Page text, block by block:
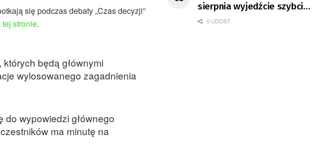
się podczas debaty „Czas decyzji”
tej stronie.
będą głównymi
wylosowanego zagadnienia
wypowiedzi głównego
ma minutę na
sierpnia wyjedźcie szybciej
z domów
0 UDOST.